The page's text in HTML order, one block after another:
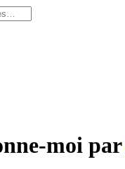
moi par